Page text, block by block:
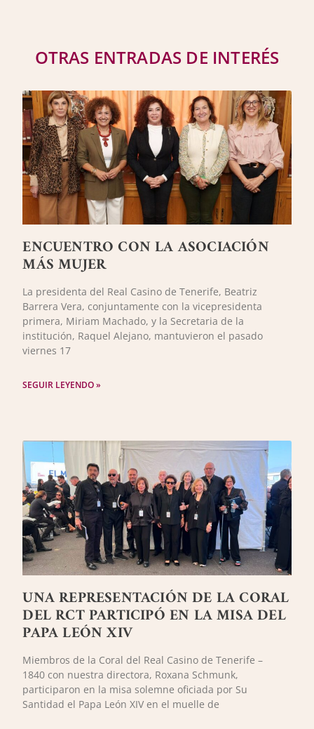
OTRAS ENTRADAS DE INTERÉS
ENCUENTRO CON LA ASOCIACIÓN
MÁS MUJER
La presidenta del Real Casino de Tenerife, Beatriz
Barrera Vera, conjuntamente con la vicepresidenta
primera, Miriam Machado, y la Secretaria de la
institución, Raquel Alejano, mantuvieron el pasado
viernes 17
SEGUIR LEYENDO »
UNA REPRESENTACIÓN DE LA CORAL
DEL RCT PARTICIPÓ EN LA MISA DEL
PAPA LEÓN XIV
Miembros de la Coral del Real Casino de Tenerife –
1840 con nuestra directora, Roxana Schmunk,
participaron en la misa solemne oficiada por Su
Santidad el Papa León XIV en el muelle de